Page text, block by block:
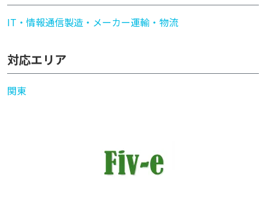
IT・情報通信製造・メーカー運輸・物流
対応エリア
関東